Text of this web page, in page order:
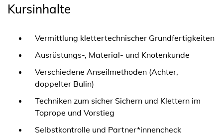
Kursinhalte
Vermittlung klettertechnischer Grundfertigkeiten
Ausrüstungs-, Material- und Knotenkunde
Verschiedene Anseilmethoden (Achter,
doppelter Bulin)
Techniken zum sicher Sichern und Klettern im
Toprope und Vorstieg
Selbstkontrolle und Partner*innencheck